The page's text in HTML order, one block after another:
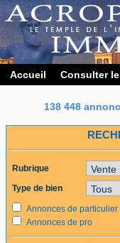
Accueil Consulter
138 448
Rubrique
Type de bien
Annonces de particulier
Annonces de pro